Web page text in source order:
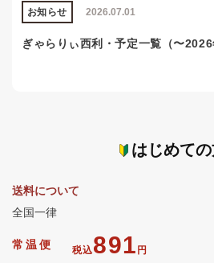
2026.07.01
お知らせ
ぎゃらりぃ西利・予定一覧（〜2026
はじめて
送料について
全国一律
常温便 税込891 円